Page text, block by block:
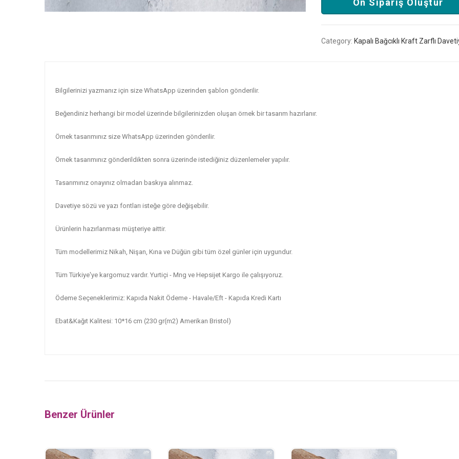
Ön Sipariş Oluştur
Category: Kapalı Bağcıklı Kraft Zarflı
Bilgilerinizi yazmanız için size WhatsApp üzerinden şablon gönderilir.
Beğendiniz herhangi bir model üzerinde bilgilerinizden oluşan örnek bir tasarım hazırlanır.
Örnek tasarımınız size WhatsApp üzerinden gönderilir.
Örnek tasarımınız gönderildikten sonra üzerinde istediğiniz düzenlemeler yapılır.
Tasarımınız onayınız olmadan baskıya alınmaz.
Davetiye sözü ve yazı fontları isteğe göre değişebilir.
Ürünlerin hazırlanması müşteriye aittir.
Tüm modellerimiz Nikah, Nişan, Kına ve Düğün gibi tüm özel günler için uygundur.
Tüm Türkiye'ye kargomuz vardır. Yurtiçi - Mng ve Hepsijet Kargo ile çalışıyoruz.
Ödeme Seçeneklerimiz: Kapıda Nakit Ödeme - Havale/Eft - Kapıda Kredi Kartı
Ebat&Kağıt Kalitesi: 10*16 cm (230 gr(m2) Amerikan Bristol)
Benzer Ürünler